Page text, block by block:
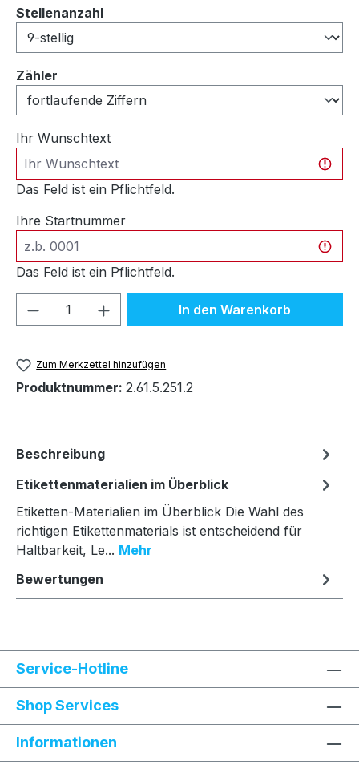
Stellenanzahlauswählen
Zähler
Ihr Wunschtext
Das Feld ist ein Pflichtfeld.
Ihre Startnummer
Das Feld ist ein Pflichtfeld.
Produkt Anzahl: Gib denIn den Warenkorb
Zum Merkzettel hinzufügen
Produktnummer: 2.61.5.251.2
Beschreibung
Etikettenmaterialien im Überblick
Etiketten-Materialien im Überblick Die Wahl des
richtigen Etikettenmaterials ist entscheidend für
Haltbarkeit, Le... Mehr
Bewertungen
Service-Hotline
Shop Services
Informationen